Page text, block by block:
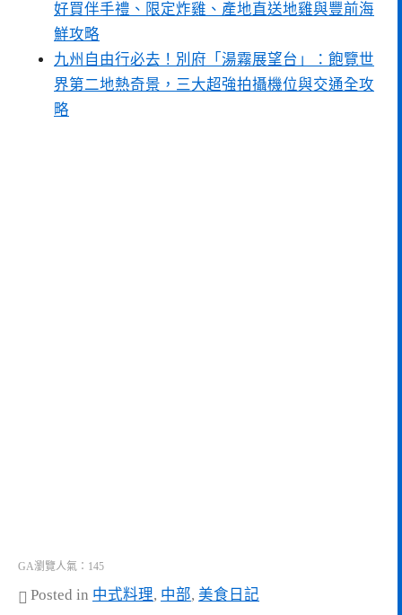
好買伴手禮、限定炸雞、產地直送地雞與豐前海
鮮攻略
九州自由行必去！別府「湯霧展望台」：飽覽世
界第二地熱奇景，三大超強拍攝機位與交通全攻
略
GA瀏覽人氣：145
Posted in 中式料理, 中部, 美食日記